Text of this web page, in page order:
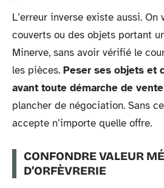
L’erreur inverse existe aussi.
couverts ou des objets portant
Minerve, sans avoir vérifié le
les pièces. Peser ses objets et
avant toute démarche de vente
plancher de négociation. Sans
accepte n’importe quelle offre.
CONFONDRE VALEUR
D’ORFÈVRERIE